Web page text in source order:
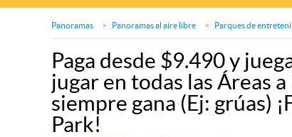
Panoramas Panoramas al aire libre Parques de
Paga desde $9.490 y
jugar en todas las Áreas
siempre gana (Ej: grúas)
Park!